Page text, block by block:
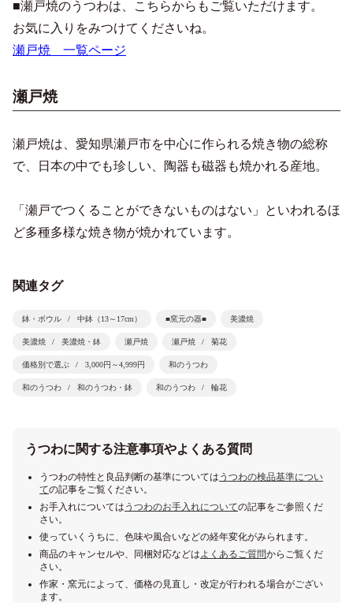
■瀬戸焼のうつわは、こちらからもご覧いただけます。
お気に入りをみつけてくださいね。
瀬戸焼 一覧ページ
瀬戸焼
瀬戸焼は、愛知県瀬戸市を中心に作られる焼き物の総称
で、日本の中でも珍しい、陶器も磁器も焼かれる産地。
「瀬戸でつくることができないものはない」といわれるほ
ど多種多様な焼き物が焼かれています。
関連タグ
鉢・ボウル 中鉢（13～17cm） ■窯元の器■ 美濃焼
美濃焼 美濃焼・鉢 瀬戸焼 瀬戸焼 菊花
価格別で選ぶ 3,000円～4,999円 和のうつわ
和のうつわ 和のうつわ・鉢 和のうつわ 輪花
うつわに関する注意事項やよくある質問
うつわの特性と良品判断の基準については うつわの検品基準につい
ての記事をご覧ください。
お手入れについては うつわのお手入れについての記事をご参照くだ
さい。
使っていくうちに、色味や風合いなどの経年変化がみられます。
商品のキャンセルや、同梱対応などは よくあるご質問からご覧くだ
さい。
作家・窯元によって、価格の見直し・改定が行われる場合がござい
ます。